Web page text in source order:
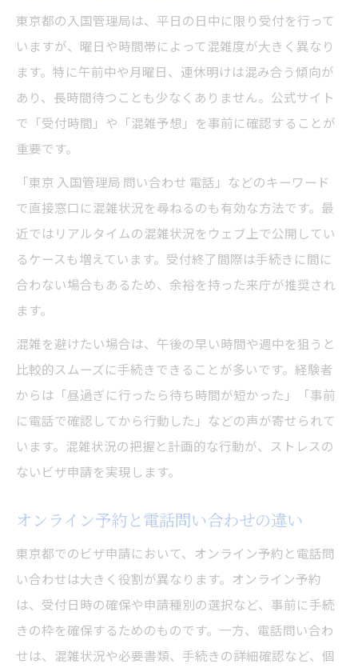
東京都の入国管理局は、平日の日中に限り受付を行って
いますが、曜日や時間帯によって混雑度が大きく異なり
ます。特に午前中や月曜日、連休明けは混み合う傾向が
あり、長時間待つことも少なくありません。公式サイト
で「受付時間」や「混雑予想」を事前に確認することが
重要です。
「東京 入国管理局 問い合わせ 電話」などのキーワード
で直接窓口に混雑状況を尋ねるのも有効な方法です。最
近ではリアルタイムの混雑状況をウェブ上で公開してい
るケースも増えています。受付終了間際は手続きに間に
合わない場合もあるため、余裕を持った来庁が推奨され
ます。
混雑を避けたい場合は、午後の早い時間や週中を狙うと
比較的スムーズに手続きできることが多いです。経験者
からは「昼過ぎに行ったら待ち時間が短かった」「事前
に電話で確認してから行動した」などの声が寄せられて
います。混雑状況の把握と計画的な行動が、ストレスの
ないビザ申請を実現します。
オンライン予約と電話問い合わせの違い
東京都でのビザ申請において、オンライン予約と電話問
い合わせは大きく役割が異なります。オンライン予約
は、受付日時の確保や申請種別の選択など、事前に手続
きの枠を確保するためのものです。一方、電話問い合わ
せは、混雑状況や必要書類、手続きの詳細確認など、個